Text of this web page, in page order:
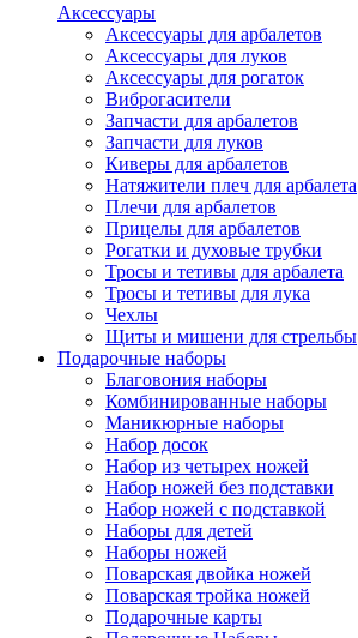
Аксессуары
Аксессуары для арбалетов
Аксессуары для луков
Аксессуары для рогаток
Виброгасители
Запчасти для арбалетов
Запчасти для луков
Киверы для арбалетов
Натяжители плеч для арбалета
Плечи для арбалетов
Прицелы для арбалетов
Рогатки и духовые трубки
Тросы и тетивы для арбалета
Тросы и тетивы для лука
Чехлы
Щиты и мишени для стрельбы
Подарочные наборы
Благовония наборы
Комбинированные наборы
Маникюрные наборы
Набор досок
Набор из четырех ножей
Набор ножей без подставки
Набор ножей с подставкой
Наборы для детей
Наборы ножей
Поварская двойка ножей
Поварская тройка ножей
Подарочные карты